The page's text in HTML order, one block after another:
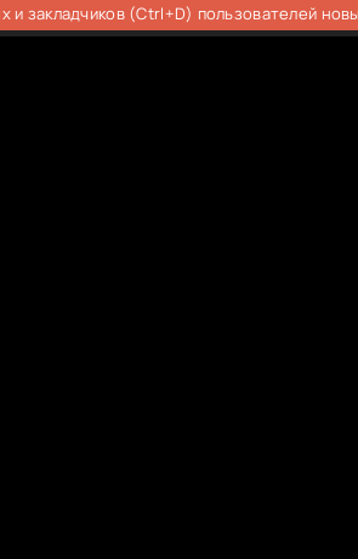
и закладчиков (Ctrl+D) пользователей